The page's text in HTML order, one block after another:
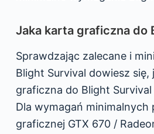
Jaka karta graficzna do
Sprawdzając zalecane i
Blight Survival dowiesz się,
graficzna do Blight
Dla wymagań
graficznej GTX 670 /